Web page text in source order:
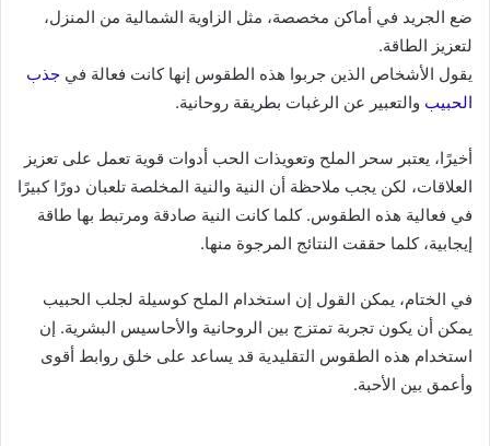
ضع الجريد في أماكن مخصصة، مثل الزاوية الشمالية من المنزل،
لتعزيز الطاقة.
يقول الأشخاص الذين جربوا هذه الطقوس إنها كانت فعالة في جذب
الحبيب والتعبير عن الرغبات بطريقة روحانية.
أخيرًا، يعتبر سحر الملح وتعويذات الحب أدوات قوية تعمل على تعزيز
العلاقات، لكن يجب ملاحظة أن النية والنية المخلصة تلعبان دورًا كبيرًا
في فعالية هذه الطقوس. كلما كانت النية صادقة ومرتبط بها طاقة
إيجابية، كلما حققت النتائج المرجوة منها.
في الختام، يمكن القول إن استخدام الملح كوسيلة لجلب الحبيب
يمكن أن يكون تجربة تمتزج بين الروحانية والأحاسيس البشرية. إن
استخدام هذه الطقوس التقليدية قد يساعد على خلق روابط أقوى
وأعمق بين الأحبة.